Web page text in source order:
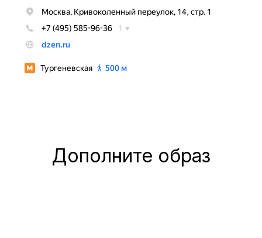
Дополните образ